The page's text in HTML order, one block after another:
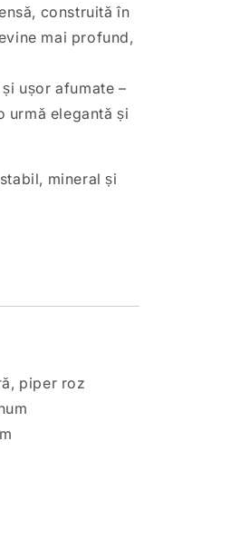
construită în
mai profund,
ușor afumate –
urmă elegantă și
mineral și
piper roz